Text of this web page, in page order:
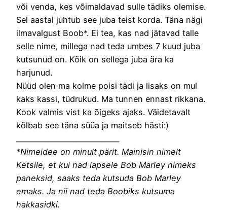
või venda, kes võimaldavad sulle tädiks olemise.
Sel aastal juhtub see juba teist korda. Täna nägi
ilmavalgust Boob*. Ei tea, kas nad jätavad talle
selle nime, millega nad teda umbes 7 kuud juba
kutsunud on. Kõik on sellega juba ära ka
harjunud.
Nüüd olen ma kolme poisi tädi ja lisaks on mul
kaks kassi, tüdrukud. Ma tunnen ennast rikkana.
Kook valmis vist ka õigeks ajaks. Väidetavalt
kõlbab see täna süüa ja maitseb hästi:)
*Nimeidee on minult pärit. Mainisin nimelt
Ketsile, et kui nad lapsele Bob Marley nimeks
paneksid, saaks teda kutsuda Bob Marley
emaks. Ja nii nad teda Boobiks kutsuma
hakkasidki.